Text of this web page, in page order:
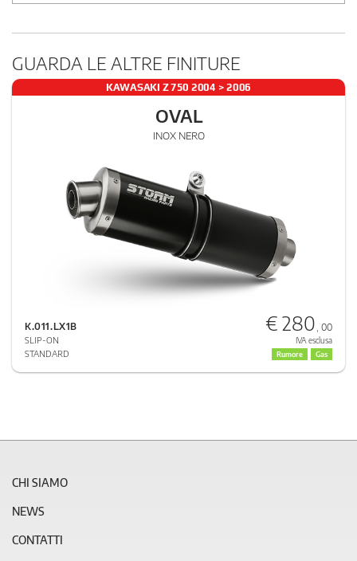
GUARDA LE ALTRE FINITURE
KAWASAKI Z 750 2004 > 2006
OVAL
INOX NERO
K.011.LX1B
SLIP-ON
STANDARD
€ 280 , 00
IVA esclusa
Rumore Gas
CHI SIAMO
NEWS
CONTATTI